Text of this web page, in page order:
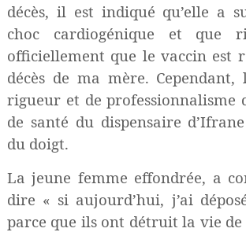
décès, il est indiqué qu’elle a
choc cardiogénique et que
officiellement que le vaccin est
décès de ma mère.
rigueur et de professionnalisme
de santé du dispensaire
du doigt.
La jeune femme effondrée, a
dire « si aujourd’hui, j’ai
parce que ils ont détruit la vie